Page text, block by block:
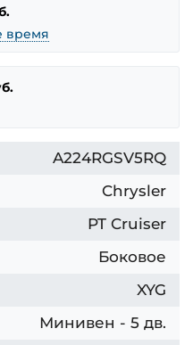
время
A224RGSV5RQ
Chrysler
PT Cruiser
Боковое
XYG
Минивен - 5 дв.